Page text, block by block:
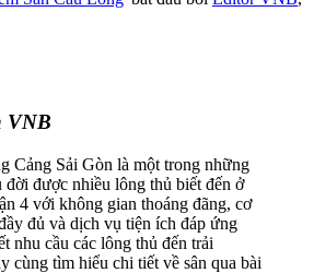
VNB
Cảng Sải Gòn là một trong những
đời được nhiều lông thủ biết đến ở
4 với không gian thoáng đãng, cơ
đủ và dịch vụ tiện ích đáp ứng
nhu cầu các lông thủ đến trải
cùng tìm hiểu chi tiết về sân qua bài